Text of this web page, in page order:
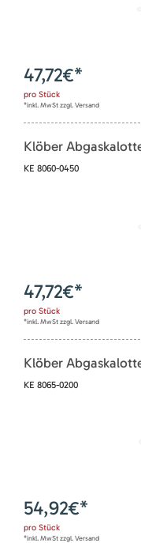
47,72€*
pro Stück
*inkl. MwSt zzgl. Versand
Klöber
KE 8060-0450
47,72€*
pro Stück
*inkl. MwSt zzgl. Versand
Klöber
KE 8065-0200
54,92€*
pro Stück
*inkl. MwSt zzgl. Versand